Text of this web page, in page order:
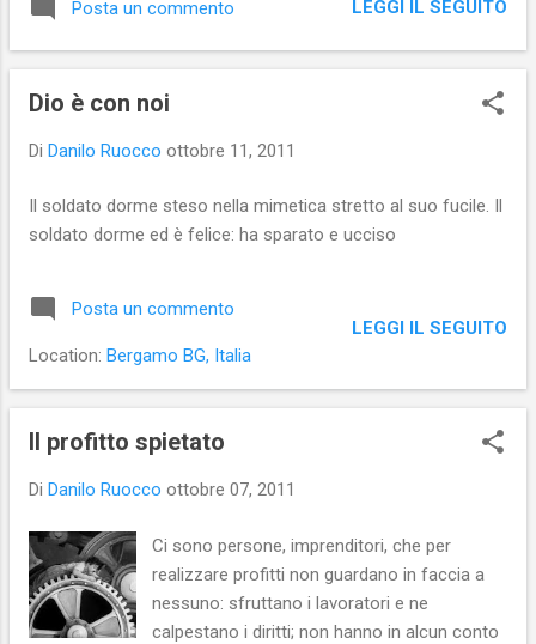
usano la tecnologia per lavoro e si aggirano per i piccoli
stand lanciando qui e là sguardi a volte assai distratti. Ad
Appena ho tempo, le monto e le metto online.
Posta un commento LEGGI IL SEGUITO
Dio è con noi
Di Danilo Ruocco ottobre 11, 2011
Il soldato dorme steso nella mimetica stretto al suo fucile. Il
soldato dorme ed è felice: ha sparato e ucciso
Posta un commento
Location: Bergamo BG, Italia
LEGGI IL SEGUITO
Il profitto spietato
Di Danilo Ruocco ottobre 07, 2011
Ci sono persone, imprenditori, che per
realizzare profitti non guardano in faccia a
nessuno: sfruttano i lavoratori e ne
calpestano i diritti; non hanno in alcun conto